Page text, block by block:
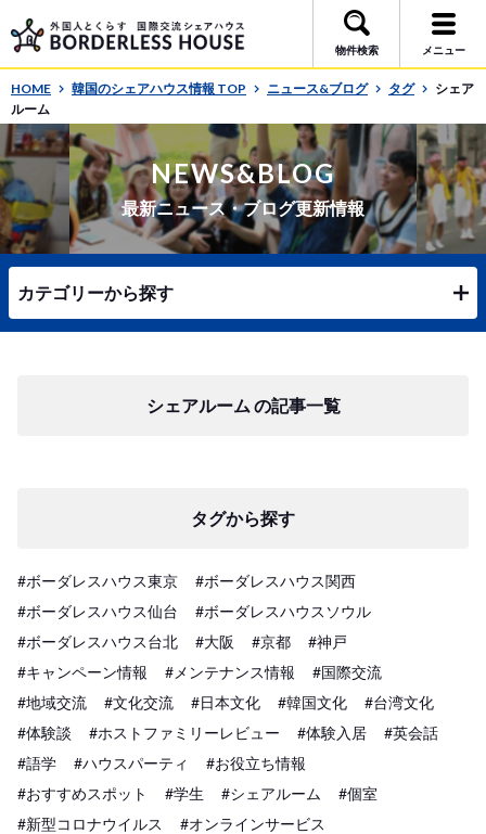
物件検索 メニュー
HOME 韓国のシェアハウス情報 TOP ニュース&ブログ タグ
シェア
ルーム
NEWS&BLOG
最新ニュース・ブログ更新情報
カテゴリーから探す
シェアルーム の記事一覧
タグから探す
#ボーダレスハウス東京
#ボーダレスハウス関西
#ボーダレスハウス仙台
#ボーダレスハウスソウル
#ボーダレスハウス台北
#大阪 #京都
#神戸
#キャンペーン情報
#メンテナンス情報
#国際交流
#地域交流
#文化交流 #日本文化 #韓国文化
#台湾文化
#体験談
#ホストファミリーレビュー #体験入居
#英会話
#語学
#ハウスパーティ
#お役立ち情報
#おすすめスポット
#学生 #シェアルーム
#個室
#新型コロナウイルス
#オンラインサービス